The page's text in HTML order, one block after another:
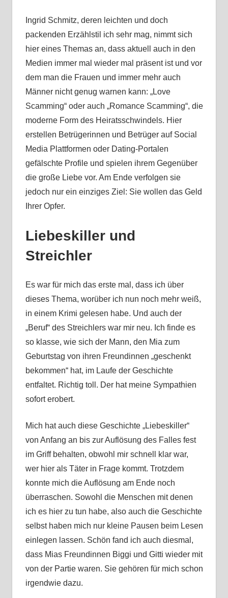
Ingrid Schmitz, deren leichten und doch
packenden Erzählstil ich sehr mag, nimmt sich
hier eines Themas an, dass aktuell auch in den
Medien immer mal wieder mal präsent ist und vor
dem man die Frauen und immer mehr auch
Männer nicht genug warnen kann: „Love
Scamming“ oder auch „Romance Scamming“, die
moderne Form des Heiratsschwindels. Hier
erstellen Betrügerinnen und Betrüger auf Social
Media Plattformen oder Dating-Portalen
gefälschte Profile und spielen ihrem Gegenüber
die große Liebe vor. Am Ende verfolgen sie
jedoch nur ein einziges Ziel: Sie wollen das Geld
Ihrer Opfer.
Liebeskiller und
Streichler
Es war für mich das erste mal, dass ich über
dieses Thema, worüber ich nun noch mehr weiß,
in einem Krimi gelesen habe. Und auch der
„Beruf“ des Streichlers war mir neu. Ich finde es
so klasse, wie sich der Mann, den Mia zum
Geburtstag von ihren Freundinnen „geschenkt
bekommen“ hat, im Laufe der Geschichte
entfaltet. Richtig toll. Der hat meine Sympathien
sofort erobert.
Mich hat auch diese Geschichte „Liebeskiller“
von Anfang an bis zur Auflösung des Falles fest
im Griff behalten, obwohl mir schnell klar war,
wer hier als Täter in Frage kommt. Trotzdem
konnte mich die Auflösung am Ende noch
überraschen. Sowohl die Menschen mit denen
ich es hier zu tun habe, also auch die Geschichte
selbst haben mich nur kleine Pausen beim Lesen
einlegen lassen. Schön fand ich auch diesmal,
dass Mias Freundinnen Biggi und Gitti wieder mit
von der Partie waren. Sie gehören für mich schon
irgendwie dazu.